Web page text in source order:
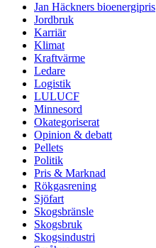
Jan Häckners bioenergipris
Jordbruk
Karriär
Klimat
Kraftvärme
Ledare
Logistik
LULUCF
Minnesord
Okategoriserat
Opinion & debatt
Pellets
Politik
Pris & Marknad
Rökgasrening
Sjöfart
Skogsbränsle
Skogsbruk
Skogsindustri